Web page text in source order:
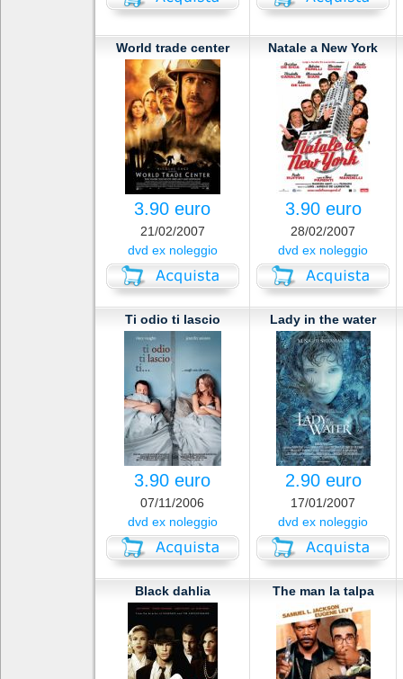
World trade center
3.90 euro
21/02/2007
dvd ex noleggio
Natale a New York
3.90 euro
28/02/2007
dvd ex noleggio
Ti odio ti lascio
3.90 euro
07/11/2006
dvd ex noleggio
Lady in the water
2.90 euro
17/01/2007
dvd ex noleggio
Black dahlia The man la talpa